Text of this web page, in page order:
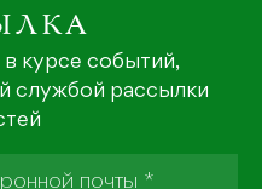
курсе событий,
службой рассылки